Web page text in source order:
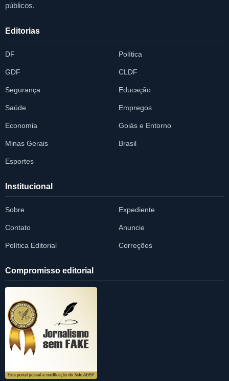
públicos.
Editorias
DF Política
GDF CLDF
Segurança Educação
Saúde Empregos
Economia Goiás e Entorno
Minas Gerais Brasil
Esportes
Institucional
Sobre Expediente
Contato Anuncie
Política Editorial Correções
Compromisso editorial